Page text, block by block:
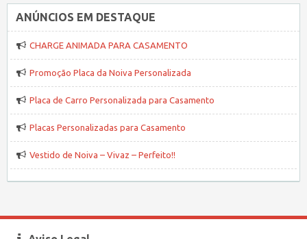
ANÚNCIOS EM DESTAQUE
CHARGE ANIMADA PARA CASAMENTO
Promoção Placa da Noiva Personalizada
Placa de Carro Personalizada para Casamento
Placas Personalizadas para Casamento
Vestido de Noiva – Vivaz – Perfeito!!